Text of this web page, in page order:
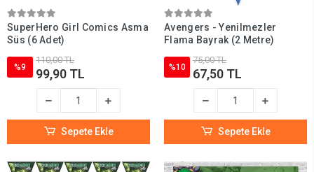
SuperHero Girl Comics Asma
Süs (6 Adet)
%9
110,00 TL
99,90 TL
Sepete Ekle
Avengers - Yenilmezler
Flama Bayrak (2 Metre)
%10
75,00 TL
67,50 TL
Sepete Ekle